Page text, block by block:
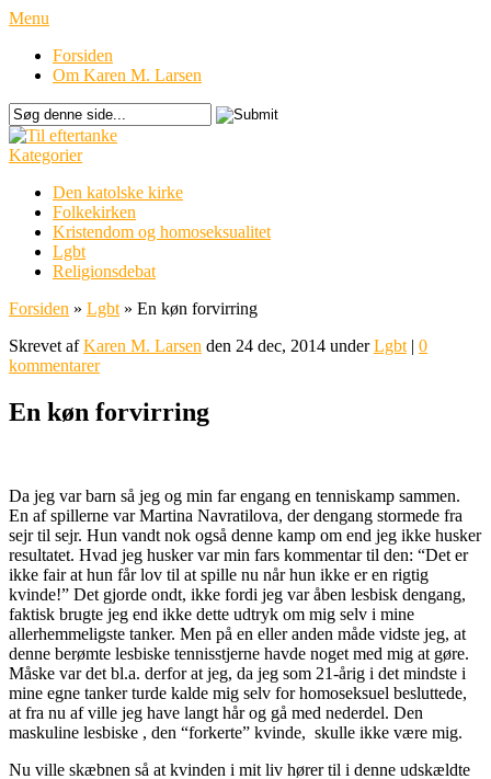
Menu
Forsiden
Om Karen M. Larsen
Kategorier
Den katolske kirke
Folkekirken
Kristendom og homoseksualitet
Lgbt
Religionsdebat
Forsiden » Lgbt » En køn forvirring
Skrevet afKaren M. Larsen den 24 dec, 2014 underLgbt | 0
kommentarer
En køn forvirring
Da jeg var barn så jeg og min far engang en tenniskamp sammen.
En af spillerne var Martina Navratilova, der dengang stormede fra
sejr til sejr. Hun vandt nok også denne kamp om end jeg ikke husker
resultatet. Hvad jeg husker var min fars kommentar til den: “Det er
ikke fair at hun får lov til at spille nu når hun ikke er en rigtig
kvinde!” Det gjorde ondt, ikke fordi jeg var åben lesbisk dengang,
faktisk brugte jeg end ikke dette udtryk om mig selv i mine
allerhemmeligste tanker. Men på en eller anden måde vidste jeg, at
denne berømte lesbiske tennisstjerne havde noget med mig at gøre.
Måske var det bl.a. derfor at jeg, da jeg som 21-årig i det mindste i
mine egne tanker turde kalde mig selv for homoseksuel besluttede,
at fra nu af ville jeg have langt hår og gå med nederdel. Den
maskuline lesbiske , den “forkerte” kvinde, skulle ikke være mig.
Nu ville skæbnen så at kvinden i mit liv hører til i denne udskældte